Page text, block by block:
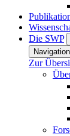
Die SWP
Zur